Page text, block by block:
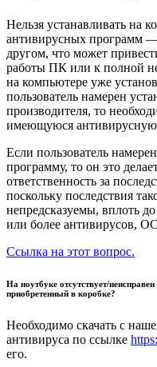
Нельзя устанавливать на
антивирусных программ —
другом, что может
работы ПК или к полной
на компьютере уже
пользователь намерен
производителя, то
имеющуюся антивирусную
Если пользователь
программу, то он это
ответственность за
поскольку последствия
непредсказуемы, вплоть
или более антивирусов, ОС
Ссылка на этот вопрос.
На ноутбуке отсутствует/
приобретенный в коробке?
Необходимо скачать с
антивируса по ссылке
его.